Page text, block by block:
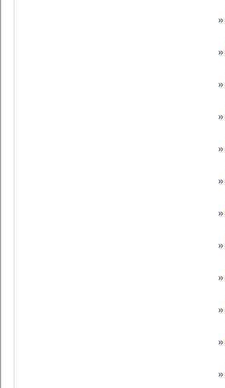
»
»
»
»
»
»
»
»
»
»
»
»